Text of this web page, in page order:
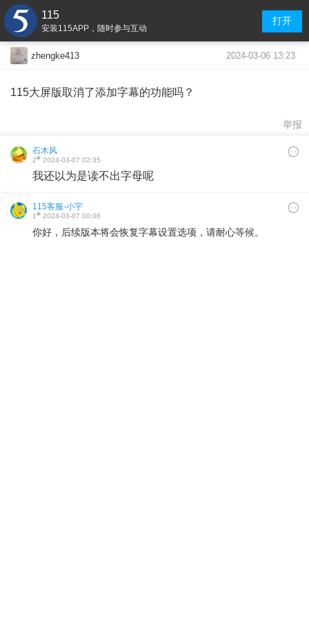
115
安装115APP，随时参与互动
打开
zhengke413 2024-03-06 13:23
115大屏版取消了添加字幕的功能吗？
举报
石木风
2# 2024-03-07 02:35
我还以为是读不出字母呢
115客服-小宇
1# 2024-03-07 00:06
你好，后续版本将会恢复字幕设置选项，请耐心等候。